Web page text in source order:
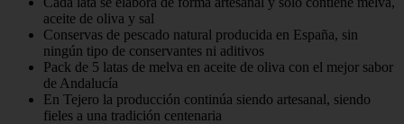
aceite de oliva y sal
Conservas de pescado natural producida en España, sin
ningún tipo de conservantes ni aditivos
Pack de 5 latas de melva en aceite de oliva con el mejor sabor
de Andalucía
En Tejero la producción continúa siendo artesanal, siendo
fieles a una tradición centenaria